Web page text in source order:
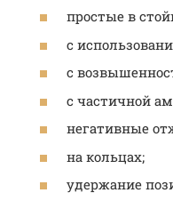
простые в
с
с
с частичной
негативные
на кольцах;
удержание